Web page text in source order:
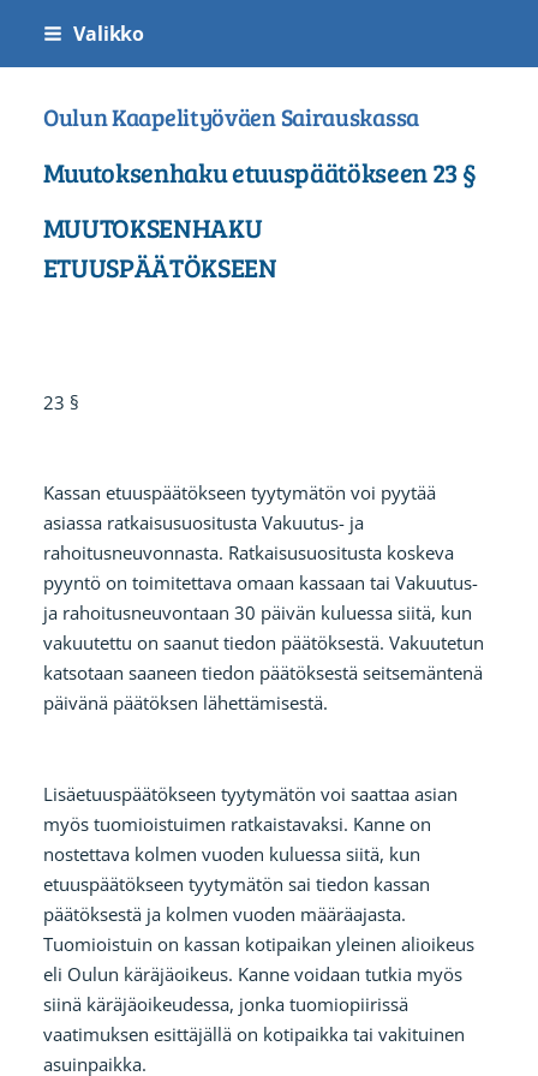
Siirry
Valikko
Oulun Kaapelityöväen Sairauskassa
Muutoksenhaku etuuspäätökseen 23 §
MUUTOKSENHAKU
ETUUSPÄÄTÖKSEEN
23 §
Kassan etuuspäätökseen tyytymätön voi pyytää
asiassa ratkaisusuositusta Vakuutus- ja
rahoitusneuvonnasta. Ratkaisusuositusta koskeva
pyyntö on toimitettava omaan kassaan tai Vakuutus-
ja rahoitusneuvontaan 30 päivän kuluessa siitä, kun
vakuutettu on saanut tiedon päätöksestä. Vakuutetun
katsotaan saaneen tiedon päätöksestä seitsemäntenä
päivänä päätöksen lähettämisestä.
Lisäetuuspäätökseen tyytymätön voi saattaa asian
myös tuomioistuimen ratkaistavaksi. Kanne on
nostettava kolmen vuoden kuluessa siitä, kun
etuuspäätökseen tyytymätön sai tiedon kassan
päätöksestä ja kolmen vuoden määräajasta.
Tuomioistuin on kassan kotipaikan yleinen alioikeus
eli Oulun käräjäoikeus. Kanne voidaan tutkia myös
siinä käräjäoikeudessa, jonka tuomiopiirissä
vaatimuksen esittäjällä on kotipaikka tai vakituinen
asuinpaikka.